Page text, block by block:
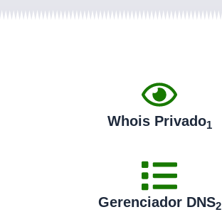
Whois Privado1
Gerenciador DNS2